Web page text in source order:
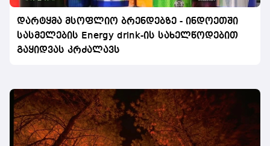
დარტყმა მსოფლიო ბრენდებზე - ინდოეთში
სასმელების Energy drink-ის სახელწოდებით
გაყიდვას კრძალავს